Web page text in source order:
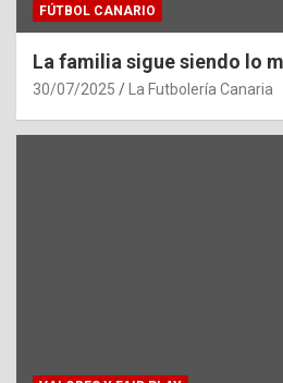
FÚTBOL CANARIO
La familia sigue siendo lo
30/07/2025 La Futbolería Canaria